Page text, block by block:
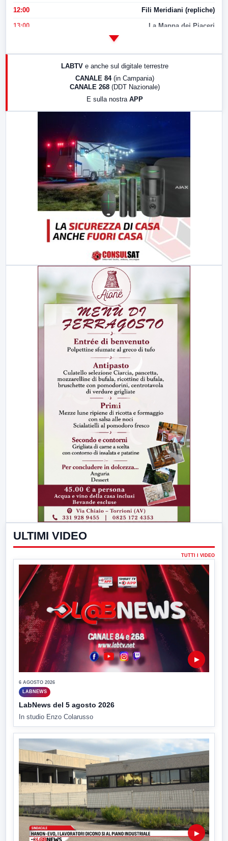
12:00 Fili Meridiani (repliche)
13:00 La Mappa dei Piaceri
17:00 LabNews (replica)
LABTV e anche sul digitale terrestre
CANALE 84 (in Campania)
CANALE 268 (DDT Nazionale)
E sulla nostra APP
ULTIMI VIDEO
TUTTI I VIDEO
▶
6 AGOSTO 2026
LABNEWS
LabNews del 5 agosto 2026
In studio Enzo Colarusso
▶